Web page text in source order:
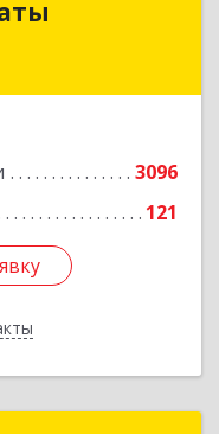
3096
121
Сатпаева, д. 90/1,